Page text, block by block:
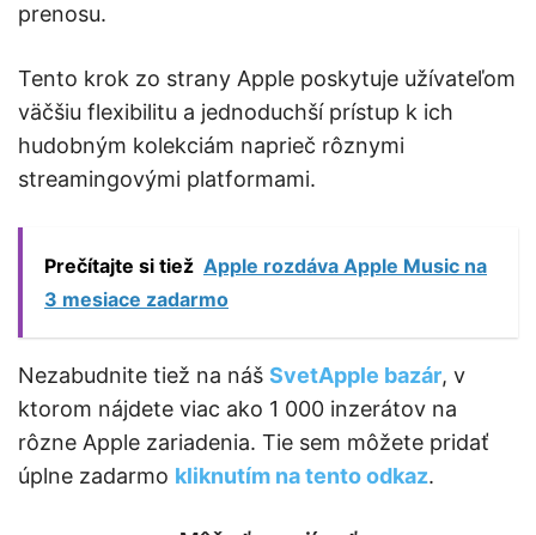
prenosu.
Tento krok zo strany Apple poskytuje užívateľom
väčšiu flexibilitu a jednoduchší prístup k ich
hudobným kolekciám naprieč rôznymi
streamingovými platformami.
Prečítajte si tiež Apple rozdáva Apple Music na
3 mesiace zadarmo
Nezabudnite tiež na náš SvetApple bazár, v
ktorom nájdete viac ako 1 000 inzerátov na
rôzne Apple zariadenia. Tie sem môžete pridať
úplne zadarmo kliknutím na tento odkaz.